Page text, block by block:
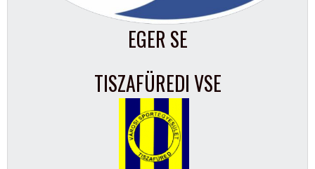
EGER SE
TISZAFÜREDI VSE